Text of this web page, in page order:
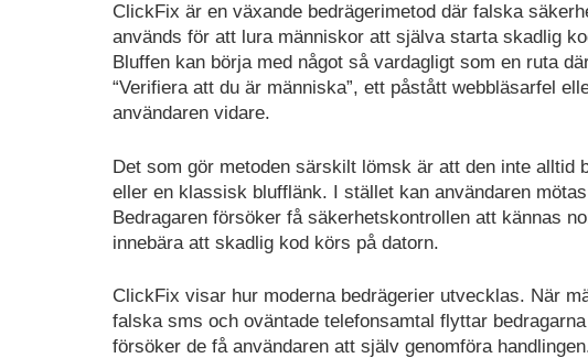
ClickFix är en växande bedrägerimetod där falska
används för att lura människor att själva starta skadlig
Bluffen kan börja med något så vardagligt som en ruta
“Verifiera att du är människa”, ett påstått webbläsarfel
användaren vidare.
Det som gör metoden särskilt lömsk är att den inte
eller en klassisk blufflänk. I stället kan användaren
Bedragaren försöker få säkerhetskontrollen att kännas
innebära att skadlig kod körs på datorn.
ClickFix visar hur moderna bedrägerier utvecklas. När
falska sms och oväntade telefonsamtal flyttar
försöker de få användaren att själv genomföra